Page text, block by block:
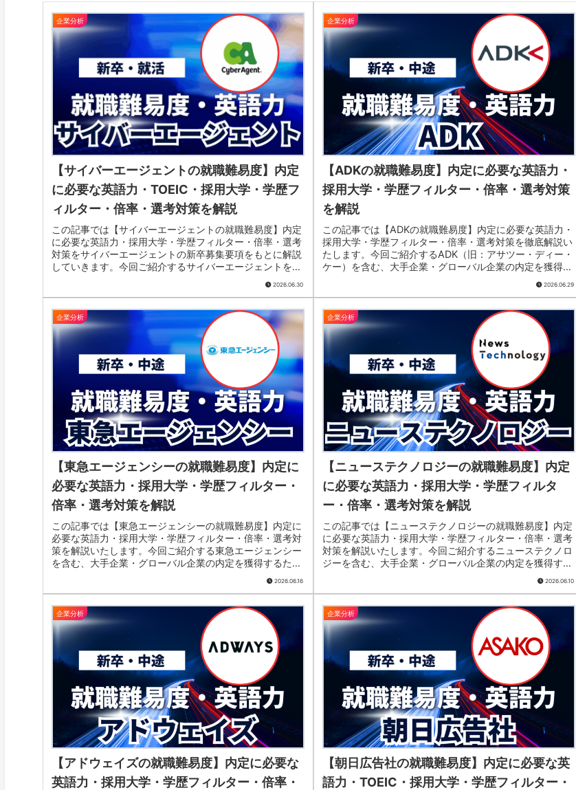
企業分析
【サイバーエージェントの就職難易度】内定
に必要な英語力・TOEIC・採用大学・学歴フ
ィルター・倍率・選考対策を解説
この記事では【サイバーエージェントの就職難易度】内定
に必要な英語力・採用大学・学歴フィルター・倍率・選考
対策をサイバーエージェントの新卒募集要項をもとに解説
していきます。今回ご紹介するサイバーエージェントを含
む、大手企業・グローバル企業の内定を獲得するため取得
しておきたいTOEICスコアをまとめています。就職活動の
2026.06.30
企業分析
【ADKの就職難易度】内定に必要な英語力・
採用大学・学歴フィルター・倍率・選考対策
を解説
この記事では【ADKの就職難易度】内定に必要な英語力・
採用大学・学歴フィルター・倍率・選考対策を徹底解説い
たします。今回ご紹介するADK（旧：アサツー・ディー・
ケー）を含む、大手企業・グローバル企業の内定を獲得す
るため取得しておきたいTOEICスコアをまとめています。
2026.06.29
企業分析
【東急エージェンシーの就職難易度】内定に
必要な英語力・採用大学・学歴フィルター・
倍率・選考対策を解説
この記事では【東急エージェンシーの就職難易度】内定に
必要な英語力・採用大学・学歴フィルター・倍率・選考対
策を解説いたします。今回ご紹介する東急エージェンシー
を含む、大手企業・グローバル企業の内定を獲得するため
2026.06.16
企業分析
【ニューステクノロジーの就職難易度】内定
に必要な英語力・採用大学・学歴フィルタ
ー・倍率・選考対策を解説
この記事では【ニューステクノロジーの就職難易度】内定
に必要な英語力・採用大学・学歴フィルター・倍率・選考
対策を解説いたします。今回ご紹介するニューステクノロ
ジーを含む、大手企業・グローバル企業の内定を獲得する
ため取得しておきたいTOEICスコアをまとめています。就
2026.06.10
企業分析
【アドウェイズの就職難易度】内定に必要な
英語力・採用大学・学歴フィルター・倍率・
企業分析
【朝日広告社の就職難易度】内定に必要な英
語力・TOEIC・採用大学・学歴フィルター・